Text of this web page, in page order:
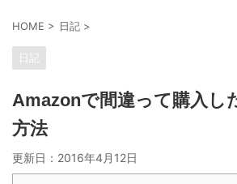
HOME > 日記 >
日記
Amazonで間違って購入し
方法
更新日： 2016年4月12日